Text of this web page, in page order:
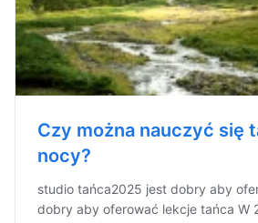
Czy można nauczyć się
nocy?
studio tańca2025 jest dobry aby
dobry aby oferować lekcje tańca W